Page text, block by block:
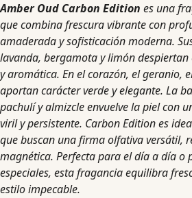
Amber Oud Carbon Edition es una
que combina frescura vibrante con
amaderada y sofisticación moderna.
lavanda, bergamota y limón
y aromática. En el corazón, el geranio,
aportan carácter verde y elegante. La
pachulí y almizcle envuelve la piel con
viril y persistente. Carbon Edition es
que buscan una firma olfativa versátil,
magnética. Perfecta para el día a día o
especiales, esta fragancia equilibra
estilo impecable.